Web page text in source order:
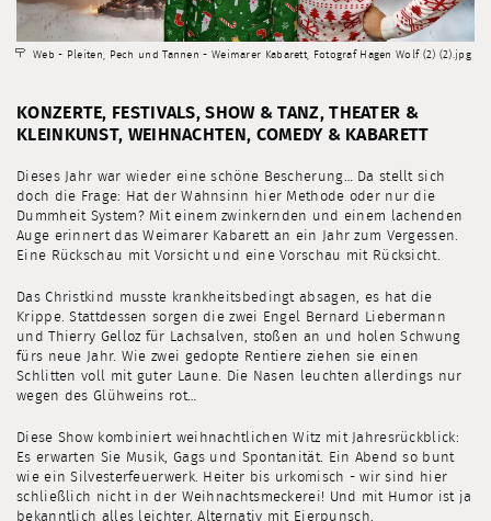
Web - Pleiten, Pech und Tannen - Weimarer Kabarett, Fotograf Hagen Wolf (2) (2).jpg
KONZERTE, FESTIVALS, SHOW & TANZ, THEATER &
KLEINKUNST, WEIHNACHTEN, COMEDY & KABARETT
Dieses Jahr war wieder eine schöne Bescherung… Da stellt sich
doch die Frage: Hat der Wahnsinn hier Methode oder nur die
Dummheit System? Mit einem zwinkernden und einem lachenden
Auge erinnert das Weimarer Kabarett an ein Jahr zum Vergessen.
Eine Rückschau mit Vorsicht und eine Vorschau mit Rücksicht.
Das Christkind musste krankheitsbedingt absagen, es hat die
Krippe. Stattdessen sorgen die zwei Engel Bernard Liebermann
und Thierry Gelloz für Lachsalven, stoßen an und holen Schwung
fürs neue Jahr. Wie zwei gedopte Rentiere ziehen sie einen
Schlitten voll mit guter Laune. Die Nasen leuchten allerdings nur
wegen des Glühweins rot…
Diese Show kombiniert weihnachtlichen Witz mit Jahresrückblick:
Es erwarten Sie Musik, Gags und Spontanität. Ein Abend so bunt
wie ein Silvesterfeuerwerk. Heiter bis urkomisch - wir sind hier
schließlich nicht in der Weihnachtsmeckerei! Und mit Humor ist ja
bekanntlich alles leichter. Alternativ mit Eierpunsch.